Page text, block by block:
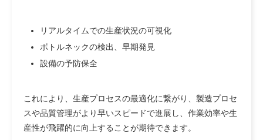
リアルタイムでの生産状況の可視化
ボトルネックの検出、早期発見
設備の予防保全
これにより、生産プロセスの最適化に繋がり、製造プロセ
スや品質管理がより早いスピードで進展し、作業効率や生
産性が飛躍的に向上することが期待できます。